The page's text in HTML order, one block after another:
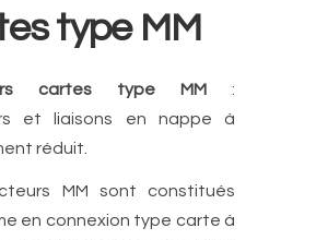
type MM
cartes type MM :
et liaisons en nappe à
réduit.
MM sont constitués
en connexion type carte à